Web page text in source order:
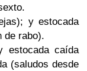
y estocada
de rabo).
estocada caída
(saludos desde